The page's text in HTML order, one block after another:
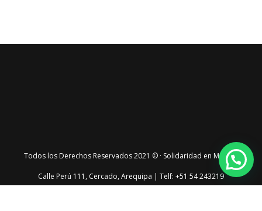
Todos los Derechos Reservados 2021 © · Solidaridad en Marcha
Calle Perú 111, Cercado, Arequipa | Telf: +51 54 243219